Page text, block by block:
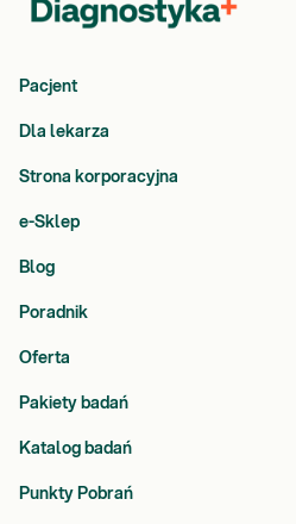
Pacjent
Dla lekarza
Strona korporacyjna
e-Sklep
Blog
Poradnik
Oferta
Pakiety badań
Katalog badań
Punkty Pobrań